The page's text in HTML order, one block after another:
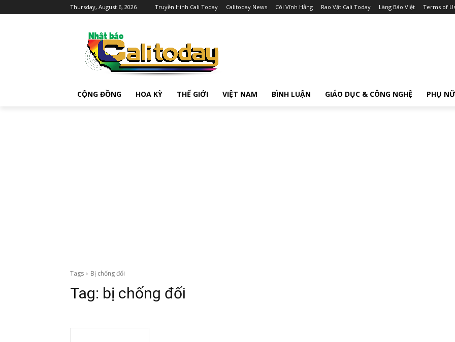
Thursday, August 6, 2026 Truyền Hình Cali Today Calitoday News Cõi Vĩnh Hằng Rao Vặt Cali Today Làng Báo Việt Terms of
CỘNG ĐỒNG HOA KỲ THẾ GIỚI VIỆT NAM BÌNH LUẬN GIÁO DỤC & CÔNG NGHỆ PHỤ NỮ
Tags Bị chống đối
Tag: bị chống đối